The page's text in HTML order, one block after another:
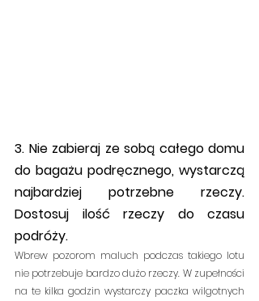
3. Nie zabieraj ze sobą całego domu
do bagażu podręcznego, wystarczą
najbardziej potrzebne rzeczy.
Dostosuj ilość rzeczy do czasu
podróży.
Wbrew pozorom maluch podczas takiego lotu
nie potrzebuje bardzo dużo rzeczy. W zupełności
na te kilka godzin wystarczy paczka wilgotnych